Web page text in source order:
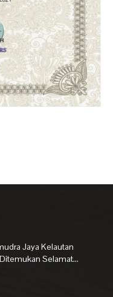
Jaya Kelautan
Selamat...